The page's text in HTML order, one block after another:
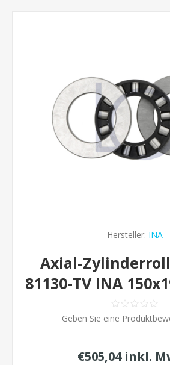
Hersteller: INA
Axial-
81130-TV INA
Geben Sie eine
€505,04 inkl.